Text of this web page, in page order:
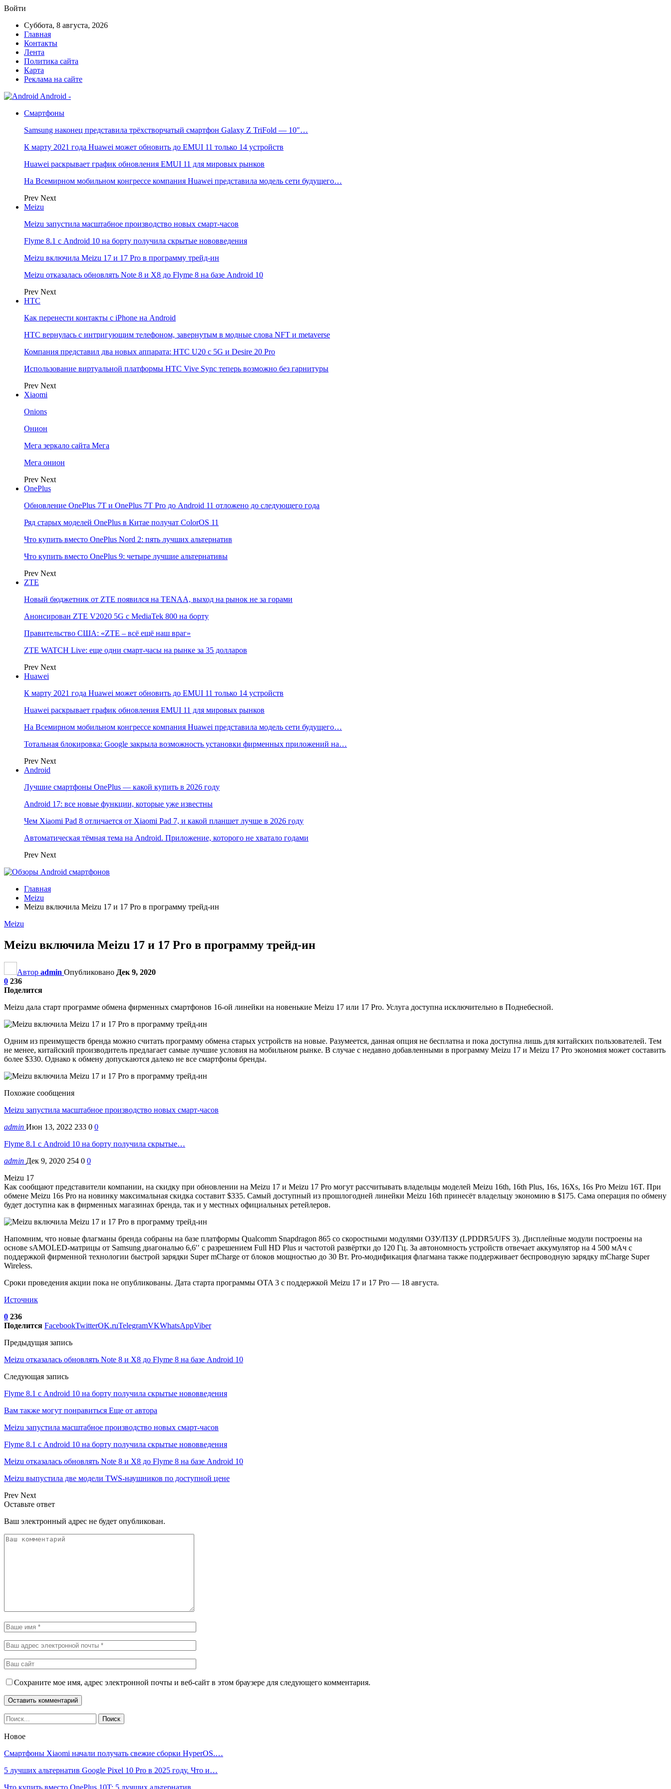
Войти
Суббота, 8 августа, 2026
Главная
Контакты
Лента
Политика сайта
Карта
Реклама на сайте
Android -
Смартфоны
Samsung наконец представила трёхстворчатый смартфон Galaxy Z TriFold — 10″…
К марту 2021 года Huawei может обновить до EMUI 11 только 14 устройств
Huawei раскрывает график обновления EMUI 11 для мировых рынков
На Всемирном мобильном конгрессе компания Huawei представила модель сети будущего…
Prev Next
Meizu
Meizu запустила масштабное производство новых смарт-часов
Flyme 8.1 с Android 10 на борту получила скрытые нововведения
Meizu включила Meizu 17 и 17 Pro в программу трейд-ин
Meizu отказалась обновлять Note 8 и X8 до Flyme 8 на базе Android 10
Prev Next
НТС
Как перенести контакты с iPhone на Android
HTC вернулась с интригующим телефоном, завернутым в модные слова NFT и metaverse
Компания представил два новых аппарата: HTC U20 с 5G и Desire 20 Pro
Использование виртуальной платформы HTC Vive Sync теперь возможно без гарнитуры
Prev Next
Xiaomi
Onions
Онион
Мега зеркало сайта Мега
Мега онион
Prev Next
OnePlus
Обновление OnePlus 7T и OnePlus 7T Pro до Android 11 отложено до следующего года
Ряд старых моделей OnePlus в Китае получат ColorOS 11
Что купить вместо OnePlus Nord 2: пять лучших альтернатив
Что купить вместо OnePlus 9: четыре лучшие альтернативы
Prev Next
ZTE
Новый бюджетник от ZTE появился на TENAA, выход на рынок не за горами
Анонсирован ZTE V2020 5G с MediaTek 800 на борту
Правительство США: «ZTE – всё ещё наш враг»
ZTE WATCH Live: еще одни смарт-часы на рынке за 35 долларов
Prev Next
Huawei
К марту 2021 года Huawei может обновить до EMUI 11 только 14 устройств
Huawei раскрывает график обновления EMUI 11 для мировых рынков
На Всемирном мобильном конгрессе компания Huawei представила модель сети будущего…
Тотальная блокировка: Google закрыла возможность установки фирменных приложений на…
Prev Next
Android
Лучшие смартфоны OnePlus — какой купить в 2026 году
Android 17: все новые функции, которые уже известны
Чем Xiaomi Pad 8 отличается от Xiaomi Pad 7, и какой планшет лучше в 2026 году
Автоматическая тёмная тема на Android. Приложение, которого не хватало годами
Prev Next
Главная
Meizu
Meizu включила Meizu 17 и 17 Pro в программу трейд-ин
Meizu
Meizu включила Meizu 17 и 17 Pro в программу трейд-ин
Автор admin Опубликовано Дек 9, 2020
0 236
Поделится
Meizu дала старт программе обмена фирменных смартфонов 16-ой линейки на новенькие Meizu 17 или 17 Pro. Услуга доступна исключительно в Поднебесной.
Одним из преимуществ бренда можно считать программу обмена старых устройств на новые. Разумеется, данная опция не бесплатна и пока доступна лишь для китайских пользователей. Тем
не менее, китайский производитель предлагает самые лучшие условия на мобильном рынке. В случае с недавно добавленными в программу Meizu 17 и Meizu 17 Pro экономия может составить
более $330. Однако к обмену допускаются далеко не все смартфоны бренды.
Похожие сообщения
Meizu запустила масштабное производство новых смарт-часов
admin Июн 13, 2022 233 0 0
Flyme 8.1 с Android 10 на борту получила скрытые…
admin Дек 9, 2020 254 0 0
Meizu 17
Как сообщают представители компании, на скидку при обновлении на Meizu 17 и Meizu 17 Pro могут рассчитывать владельцы моделей Meizu 16th, 16th Plus, 16s, 16Xs, 16s Pro Meizu 16T. При
обмене Meizu 16s Pro на новинку максимальная скидка составит $335. Самый доступный из прошлогодней линейки Meizu 16th принесёт владельцу экономию в $175. Сама операция по обмену
будет доступна как в фирменных магазинах бренда, так и у местных официальных ретейлеров.
Напомним, что новые флагманы бренда собраны на базе платформы Qualcomm Snapdragon 865 со скоростными модулями ОЗУ/ПЗУ (LPDDR5/UFS 3). Дисплейные модули построены на
основе sAMOLED-матрицы от Samsung диагональю 6,6′′ с разрешением Full HD Plus и частотой развёртки до 120 Гц. За автономность устройств отвечает аккумулятор на 4 500 мАч с
поддержкой фирменной технологии быстрой зарядки Super mCharge от блоков мощностью до 30 Вт. Pro-модификация флагмана также поддерживает беспроводную зарядку mCharge Super
Wireless.
Сроки проведения акции пока не опубликованы. Дата старта программы OTA 3 с поддержкой Meizu 17 и 17 Pro — 18 августа.
Источник
0 236
Поделится FacebookTwitterOK.ruTelegramVKWhatsAppViber
Предыдущая запись
Meizu отказалась обновлять Note 8 и X8 до Flyme 8 на базе Android 10
Следующая запись
Flyme 8.1 с Android 10 на борту получила скрытые нововведения
Вам также могут понравиться Еще от автора
Meizu запустила масштабное производство новых смарт-часов
Flyme 8.1 с Android 10 на борту получила скрытые нововведения
Meizu отказалась обновлять Note 8 и X8 до Flyme 8 на базе Android 10
Meizu выпустила две модели TWS-наушников по доступной цене
Prev Next
Оставьте ответ
Ваш электронный адрес не будет опубликован.
Сохраните мое имя, адрес электронной почты и веб-сайт в этом браузере для следующего комментария.
Новое
Смартфоны Xiaomi начали получать свежие сборки HyperOS.…
5 лучших альтернатив Google Pixel 10 Pro в 2025 году. Что и…
Что купить вместо OnePlus 10T: 5 лучших альтернатив